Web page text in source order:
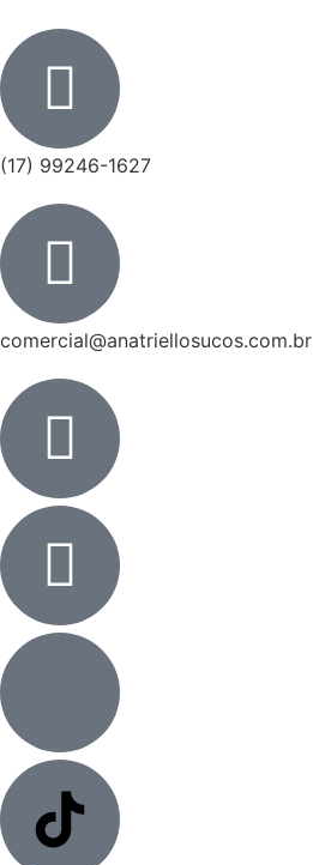
(17) 99246-1627
comercial@anatriellosucos.com.br